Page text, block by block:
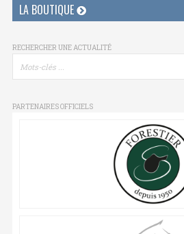
LA BOUTIQUE
RECHERCHER UNE ACTUALITÉ
PARTENAIRES OFFICIELS